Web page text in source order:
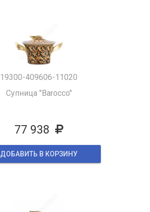
19300-409606-11020
Супница "Barocco"
77 938
ДОБАВИТЬ В КОРЗИНУ